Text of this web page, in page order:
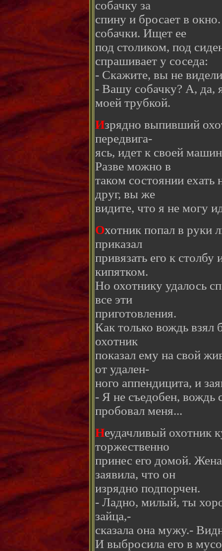
собачку за
спину и бросает в
собачки. Ищет ее
под столиком, под
спрашивает у соседа:
- Скажите, вы не
- Вашу собачку? А, да,
моей трубкой.
Изрядно выпивший
передвига-
ясь, идет к своей
Разве можно в
таком состоянии
друг, вы же
видите, что я не могу
Охотник попал в руки
приказал
привязать его к
кипятком.
Но охотнику удалось
все эти
приготовления.
Как только вождь
охотник
показал ему на свой
от удален-
ного аппендицита, и
- Я не съедобен, вождь
пробовал меня...
Неудачливый охотник
торжественно
принес его домой.
заявила, что он
изрядно подпорчен.
- Ладно, милый, ты
зайца,-
сказала она мужу.-
И выбросила его в